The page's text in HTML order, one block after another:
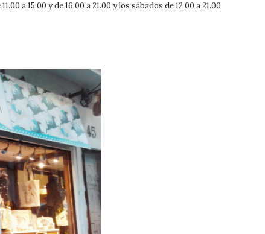
a 15.00 y de 16.00 a 21.00 y los sábados de 12.00 a 21.00